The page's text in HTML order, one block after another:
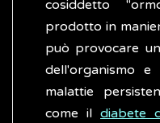
cosiddetto
prodotto in
può provocare
dell'organismo
malattie
come il diabete